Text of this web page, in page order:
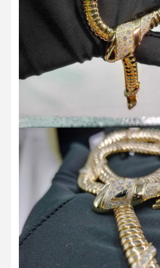
Anillos de diamantes de 18K
Brazalete de oro de 18KT
Collar de colgante de 18K
Brazalete de reloj de diamante
Los aretes de oro de 18 quilates
Broche de oro de 18K
Conjunto de joyas de 18K
El brazalete de diamantes de 14K
Anillo de oro de 14 quilates